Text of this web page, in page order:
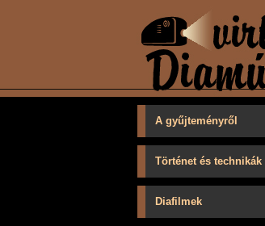
A gyűjteményről
Történet és technikák
Diafilmek